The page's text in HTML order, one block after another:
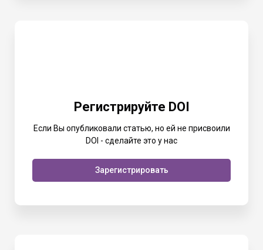
Регистрируйте DOI
Если Вы опубликовали статью, но ей не присвоили
DOI - сделайте это у нас
Зарегистрировать